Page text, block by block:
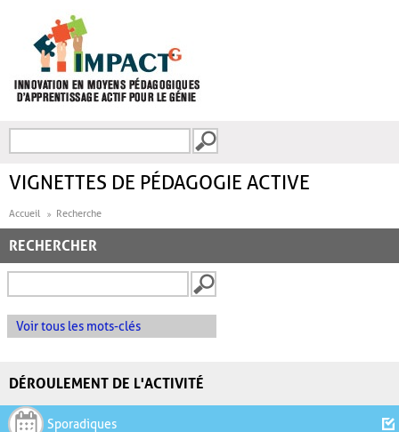
FORMULAIRE DE
VIGNETTES DE PÉDAGOGIE ACTIVE
Accueil Recherche
RECHERCHER
Voir tous les mots-clés
DÉROULEMENT DE L'ACTIVITÉ
Sporadiques